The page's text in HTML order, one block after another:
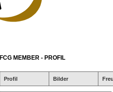
FCG MEMBER - PROFIL
Profil Bilder